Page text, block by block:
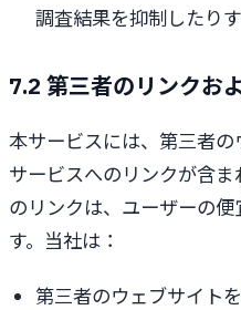
調査結果を抑制したり
7.2 第三者のリンクお
本サービスには、第三者
サービスへのリンクが含
のリンクは、ユーザーの
す。当社は：
第三者のウェブサイト